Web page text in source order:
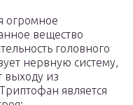
огромное
вещество
головного
нервную систему,
выходу из
является